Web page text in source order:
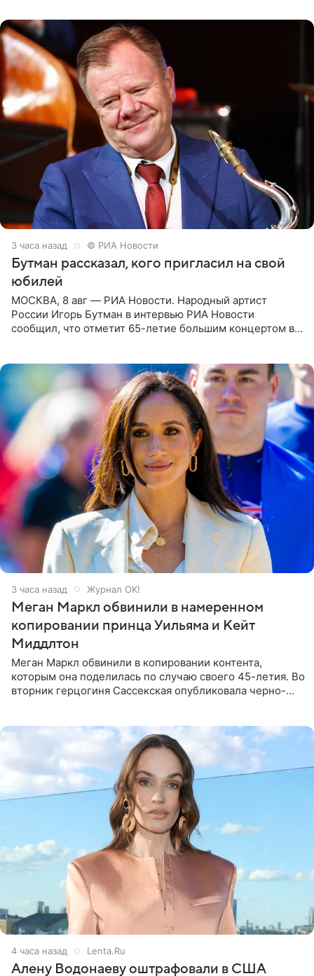
3 часа назад © РИА Новости
Бутман рассказал, кого пригласил на свой
юбилей
МОСКВА, 8 авг — РИА Новости. Народный артист
России Игорь Бутман в интервью РИА Новости
сообщил, что отметит 65-летие большим концертом в
3 часа назад Журнал OK!
Меган Маркл обвинили в намеренном
копировании принца Уильяма и Кейт
Миддлтон
Меган Маркл обвинили в копировании контента,
которым она поделилась по случаю своего 45-летия. Во
вторник герцогиня Сассекская опубликовала черно-
4 часа назад Lenta.Ru
Алену Водонаеву оштрафовали в США